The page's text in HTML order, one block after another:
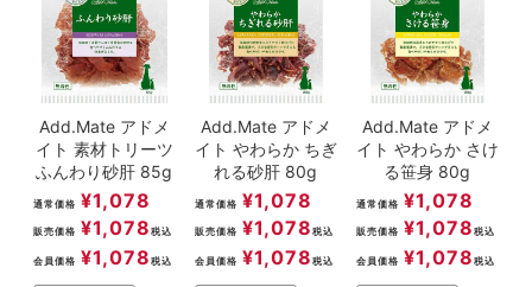
Add.Mate アドメ
イト 素材トリーツ
ふんわり砂肝 85g
通常価格 ¥1,078
販売価格 ¥1,078 税込
会員価格 ¥1,078 税込
Add.Mate アドメ
イト やわらか ちぎ
れる砂肝 80g
通常価格 ¥1,078
販売価格 ¥1,078 税込
会員価格 ¥1,078 税込
Add.Mate アドメ
イト やわらか さけ
る笹身 80g
通常価格 ¥1,078
販売価格 ¥1,078 税込
会員価格 ¥1,078 税込